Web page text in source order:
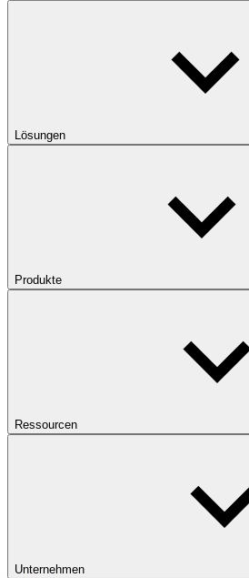
Lösungen
Produkte
Ressourcen
Unternehmen